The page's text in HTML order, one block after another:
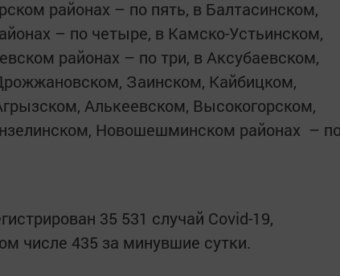
районах – по пять, в Балтасинском,
– по четыре, в Камско-Устьинском,
районах – по три, в Аксубаевском,
Заинском, Кайбицком,
Алькеевском, Высокогорском,
Новошешминском районах –
35 531 случай Covid-19,
числе 435 за минувшие сутки.